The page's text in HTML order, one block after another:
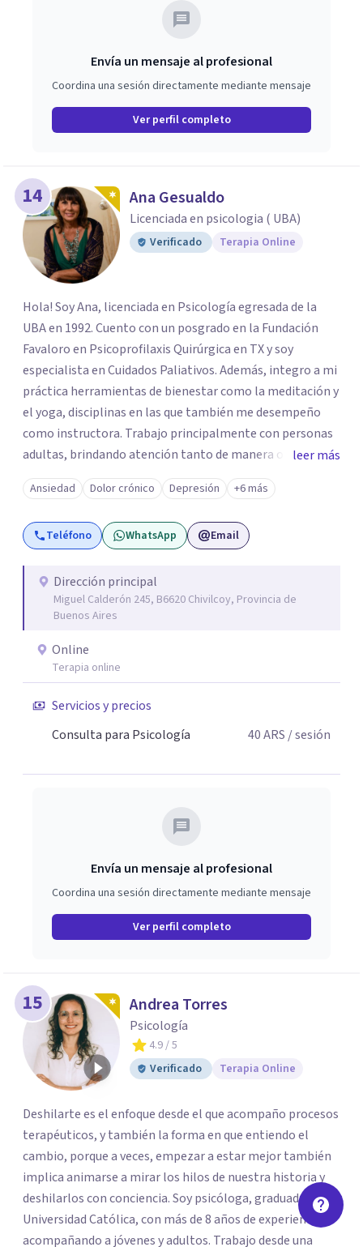
Envía un mensaje al profesional
Coordina una sesión directamente mediante mensaje
Ver perfil completo
14 Ana Gesualdo
Licenciada en psicologia ( UBA)
Verificado Terapia Online
Hola! Soy Ana, licenciada en Psicología egresada de la
UBA en 1992. Cuento con un posgrado en la Fundación
Favaloro en Psicoprofilaxis Quirúrgica en TX y soy
especialista en Cuidados Paliativos. Además, integro a mi
práctica herramientas de bienestar como la meditación y
el yoga, disciplinas en las que también me desempeño
como instructora. Trabajo principalmente con personas
adultas, brindando atención tanto de manera online
como en el consultorio, adaptándome a las necesidades
de cada paciente. Acompaño procesos vinculados a la
ansiedad, la depresión, el estrés, el duelo, el dolor crónico
y distintos momentos vitales que requieren contención,
leer más
Ansiedad Dolor crónico Depresión +6 más
Teléfono WhatsApp Email
Dirección principal
Miguel Calderón 245, B6620 Chivilcoy, Provincia de
Buenos Aires
Online
Terapia online
Servicios y precios
Consulta para Psicología
40ARS / sesión
Envía un mensaje al profesional
Coordina una sesión directamente mediante mensaje
Ver perfil completo
15 Andrea Torres
Psicología
4.9/ 5
Verificado
Terapia Online
Deshilarte es el enfoque desde el que acompaño procesos
terapéuticos, y también la forma en que entiendo el
cambio, porque a veces, empezar a estar mejor también
implica animarse a mirar los hilos de nuestra historia y
deshilarlos con conciencia. Soy psicóloga, graduada de la
Universidad Católica, con más de 8 años de experiencia
acompañando a jóvenes y adultos. Trabajo desde una